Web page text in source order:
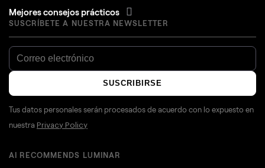
Mejores consejos prácticos
SUSCRÍBETE A NUESTRA NEWSLETTER
SUSCRIBIRSE
Tus datos personales serán procesados de acuerdo con lo expuesto en
nuestra Privacy Policy
AI RECOMMENDS LUMINAR